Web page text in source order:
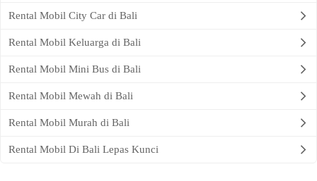
Rental Mobil City Car di Bali
Rental Mobil Keluarga di Bali
Rental Mobil Mini Bus di Bali
Rental Mobil Mewah di Bali
Rental Mobil Murah di Bali
Rental Mobil Di Bali Lepas Kunci